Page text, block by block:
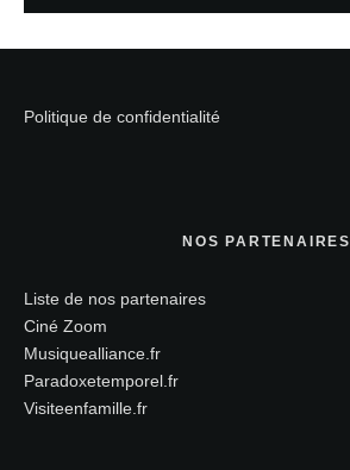
Politique de confidentialité
NOS PARTENAIRES
Liste de nos partenaires
Ciné Zoom
Musiquealliance.fr
Paradoxetemporel.fr
Visiteenfamille.fr